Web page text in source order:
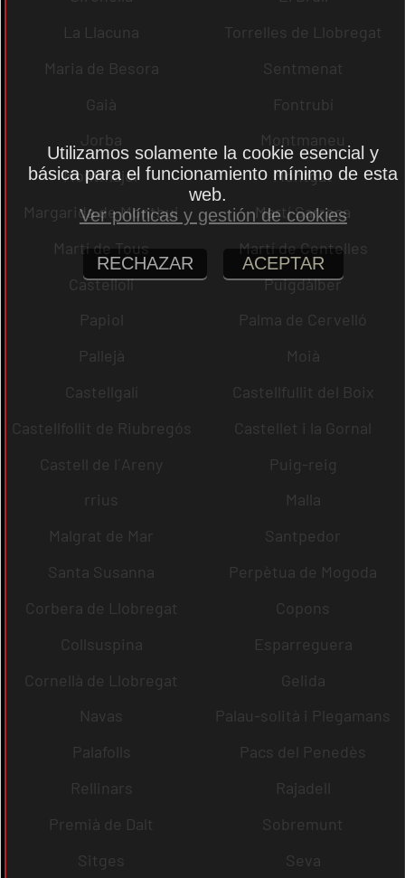
La Llacuna
Torrelles de Llobregat
Maria de Besora
Sentmenat
Gaià
Fontrubí
Jorba
Montmaneu
Montmajor
Montgat
Margarida de Montbui
Martí Sarroca
Martí de Tous
Martí de Centelles
Castellolí
Puigdàlber
Papiol
Palma de Cervelló
Pallejà
Moià
Castellgalí
Castellfullit del Boix
Castellfollit de Riubregós
Castellet i la Gornal
Castell de l´Areny
Puig-reig
rrius
Malla
Malgrat de Mar
Santpedor
Santa Susanna
Perpètua de Mogoda
Corbera de Llobregat
Copons
Collsuspina
Esparreguera
Cornellà de Llobregat
Gelida
Navas
Palau-solità i Plegamans
Palafolls
Pacs del Penedès
Rellinars
Rajadell
Premià de Dalt
Sobremunt
Sitges
Seva
Utilizamos solamente la cookie esencial y
básica para el funcionamiento mínimo de esta
web.
Ver políticas y gestión de cookies
RECHAZAR ACEPTAR